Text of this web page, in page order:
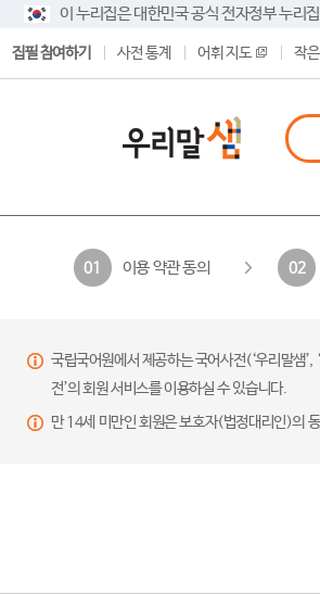
이 누리집은 대한민국 공식 전자정부 누리
집필 참여하기 사전 통계 어휘 지도 작
01 이용 약관 동의 02
국립국어원에서 제공하는 국어사전(‘우리말샘
전’의 회원 서비스를 이용하실 수 있습니다.
만 14세 미만인 회원은 보호자(법정대리인)의